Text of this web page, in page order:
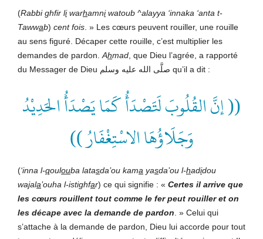
(Rabbi ghfir liwarhamniwatoub ^alayya ‘innaka ‘anta t-
Tawwab) cent fois . » Les cœurs peuvent rouiller, une rouille
au sens figuré. Décaper cette rouille, c’est multiplier les
demandes de pardon. Ahmad , que Dieu l’agrée, a rapporté
du Messager de Dieu صلَّى الله عليه وسلم qu’il a dit :
(( إنَّ القُلُوبَ لَتَصْدَأُ كَمَا يَصْدَأُ الحَدِيْدُ
وَجَلَاؤُهَا الاسْتِغْفَارُ ))
(‘inna l-qoulouba latasda’ou kama yasda’ou l-hadidou
wajala’ouha l-istighfar) ce qui signifie : « Certes il arrive que
les cœurs rouillent tout comme le fer peut rouiller et on
les décape avec la demande de pardon . » Celui qui
s’attache à la demande de pardon, Dieu lui accorde pour tout